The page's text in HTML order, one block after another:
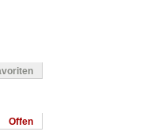
Offen